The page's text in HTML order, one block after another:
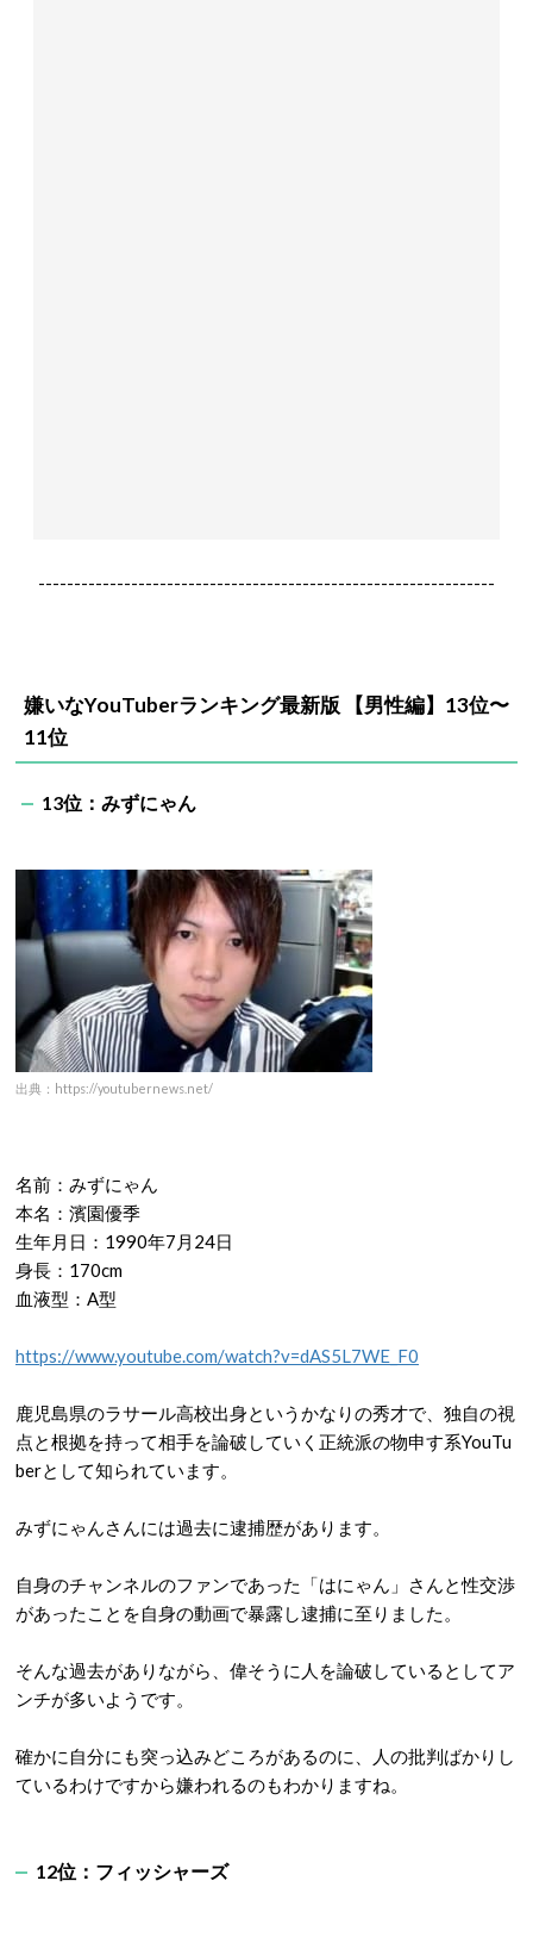
----------------------------------------------------------------
嫌いなYouTuberランキング最新版 【男性編】 13位〜
11位
13位：みずにゃん
出典：https://youtubernews.net/
名前：みずにゃん
本名：濱園優季
生年月日： 1990年7 月 24日
身長： 170cm
血液型： A型
https://www.youtube.com/watch?v=dAS5L7WE_F0
鹿児島県のラサール高校出身というかなりの秀才で、独自の視
点と根拠を持って相手を論破していく正統派の物申す系YouTu
berとして知られています。
みずにゃんさんには過去に逮捕歴があります。
自身のチャンネルのファンであった「はにゃん」さんと性交渉
があったことを自身の動画で暴露し逮捕に至りました。
そんな過去がありながら、偉そうに人を論破しているとしてア
ンチが多いようです。
確かに自分にも突っ込みどころがあるのに、人の批判ばかりし
ているわけですから嫌われるのもわかりますね。
12位：フィッシャーズ